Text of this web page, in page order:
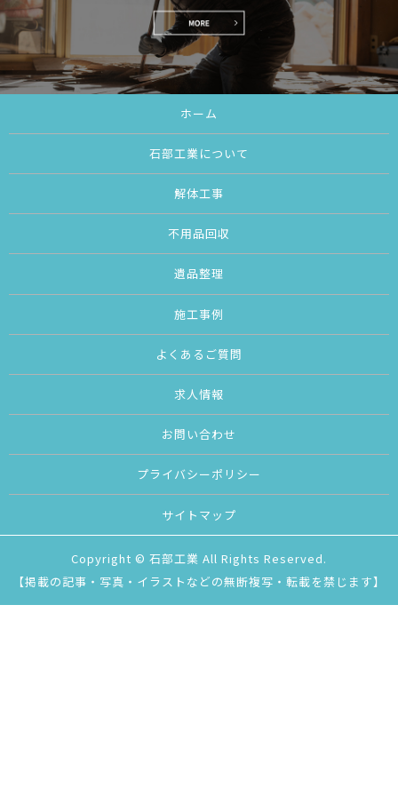
ホーム
石部工業について
解体工事
不用品回収
遺品整理
施工事例
よくあるご質問
求人情報
お問い合わせ
プライバシーポリシー
サイトマップ
Copyright © 石部工業 All Rights Reserved.
【掲載の記事・写真・イラストなどの無断複写・転載を禁じます】